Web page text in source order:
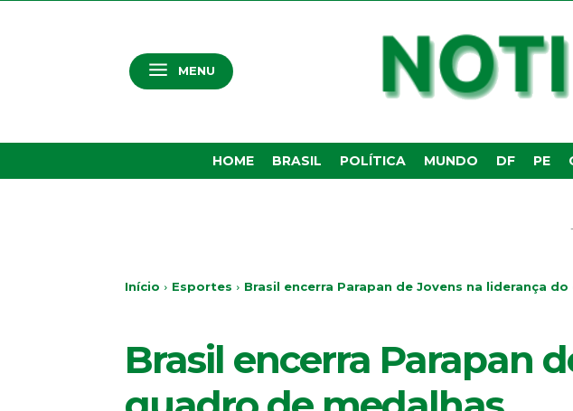
MENU
HOME BRASIL POLÍTICA MUNDO DF PE
Início Esportes Brasil encerra Parapan de Jovens na liderança
Brasil encerra Parapan